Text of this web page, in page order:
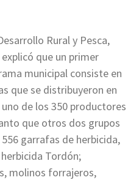
Rural y Pesca,
que un primer
municipal consiste en
que se distribuyeron en
de los 350 productores
que otros dos grupos
garrafas de herbicida,
Tordón;
molinos forrajeros,